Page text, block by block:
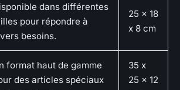
dans différentes
pour répondre à
besoins.
25 x 18
x 8 cm
format haut de gamme
des articles spéciaux
35 x
25 x 12